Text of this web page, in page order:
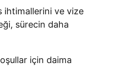
ihtimallerini ve vize
sürecin daha
için daima